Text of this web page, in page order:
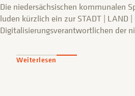
Die niedersächsischen kommunalen
luden kürzlich ein zur STADT | LAND
Digitalisierungsverantwortlichen der
Weiterlesen